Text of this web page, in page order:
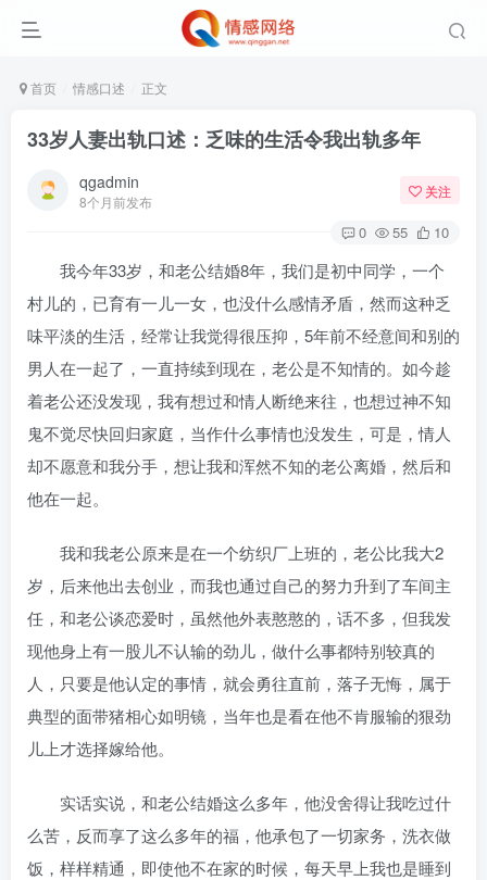
首页 情感口述 正文
33岁人妻出轨口述：乏味的生活令我出轨多年
qgadmin
8个月前发布
关注
0 55 10
我今年33岁，和老公结婚8年，我们是初中同学，一个
村儿的，已育有一儿一女，也没什么感情矛盾，然而这种乏
味平淡的生活，经常让我觉得很压抑，5年前不经意间和别的
男人在一起了，一直持续到现在，老公是不知情的。如今趁
着老公还没发现，我有想过和情人断绝来往，也想过神不知
鬼不觉尽快回归家庭，当作什么事情也没发生，可是，情人
却不愿意和我分手，想让我和浑然不知的老公离婚，然后和
他在一起。
我和我老公原来是在一个纺织厂上班的，老公比我大2
岁，后来他出去创业，而我也通过自己的努力升到了车间主
任，和老公谈恋爱时，虽然他外表憨憨的，话不多，但我发
现他身上有一股儿不认输的劲儿，做什么事都特别较真的
人，只要是他认定的事情，就会勇往直前，落子无悔，属于
典型的面带猪相心如明镜，当年也是看在他不肯服输的狠劲
儿上才选择嫁给他。
实话实说，和老公结婚这么多年，他没舍得让我吃过什
么苦，反而享了这么多年的福，他承包了一切家务，洗衣做
饭，样样精通，即使他不在家的时候，每天早上我也是睡到